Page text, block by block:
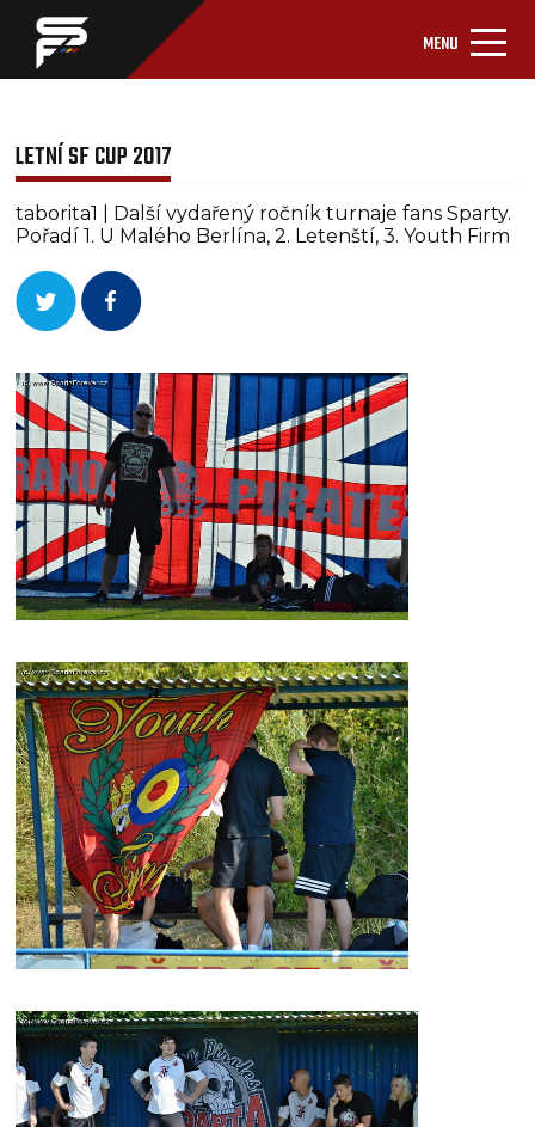
MENU
LETNÍ SF CUP 2017
taborita1 | Další vydařený ročník turnaje fans Sparty.
Pořadí 1. U Malého Berlína, 2. Letenští, 3. Youth Firm